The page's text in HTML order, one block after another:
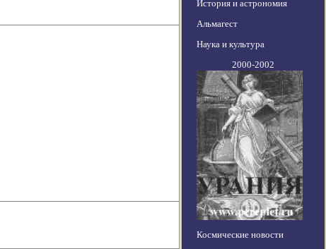
История и астрономия
Альмагест
Наука и культура
2000-2002
Космические новости